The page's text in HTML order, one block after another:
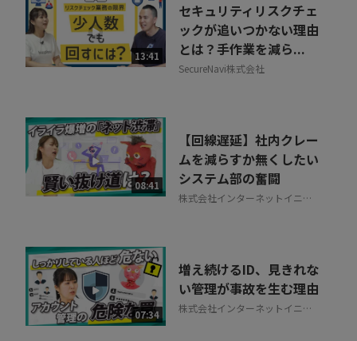
13:41
セキュリティリスクチェ
ックが追いつかない理由
とは？手作業を減ら...
SecureNavi株式会社
08:41
【回線遅延】社内クレー
ムを減らすか無くしたい
システム部の奮闘
株式会社インターネットイニシ
07:34
増え続けるID、見きれな
い管理が事故を生む理由
株式会社インターネットイニシ